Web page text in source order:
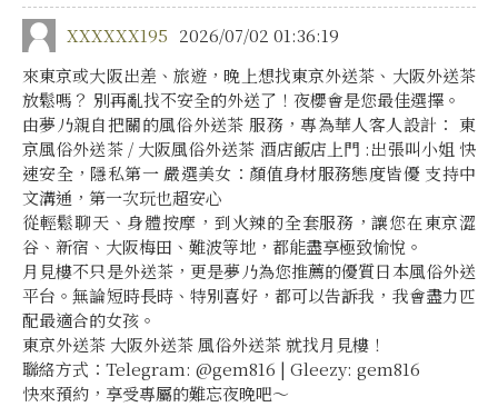
XXXXXX195 2026/07/02 01:36:19
來東京或大阪出差、旅遊，晚上想找東京外送茶、大阪外送茶
放鬆嗎？ 別再亂找不安全的外送了！夜櫻會是您最佳選擇。
由夢乃親自把關的風俗外送茶 服務，專為華人客人設計： 東
京風俗外送茶 / 大阪風俗外送茶 酒店飯店上門 :出張叫小姐 快
速安全，隱私第一 嚴選美女：顏值身材服務態度皆優 支持中
文溝通，第一次玩也超安心
從輕鬆聊天、身體按摩，到火辣的全套服務，讓您在東京澀
谷、新宿、大阪梅田、難波等地，都能盡享極致愉悅。
月見樓不只是外送茶，更是夢乃為您推薦的優質日本風俗外送
平台。無論短時長時、特別喜好，都可以告訴我，我會盡力匹
配最適合的女孩。
東京外送茶 大阪外送茶 風俗外送茶 就找月見樓！
聯絡方式：Telegram: @gem816 | Gleezy: gem816
快來預約，享受專屬的難忘夜晚吧～